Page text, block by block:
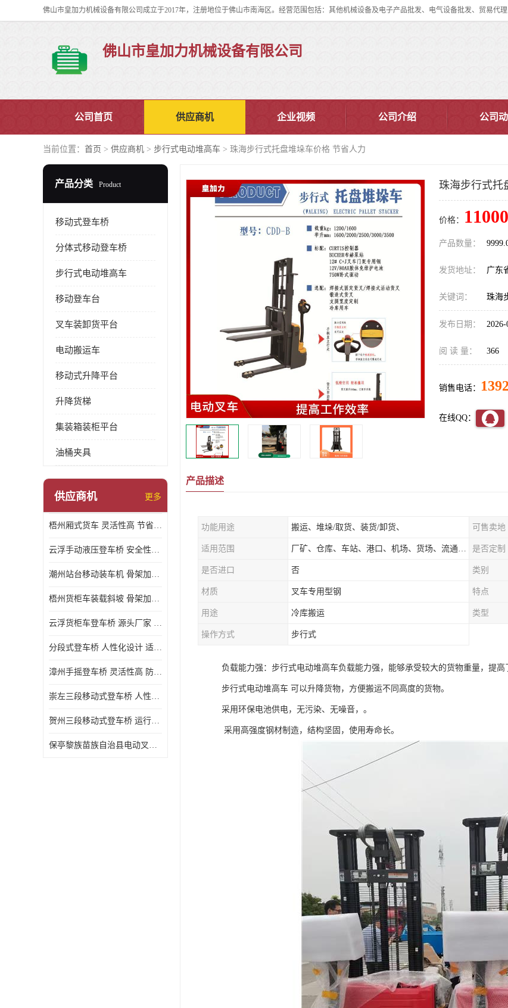
佛山市皇加力机械设备有限公司
公司首页 供应商机 企业视频 公司介绍 公司
当前位置： 首页 > 供应商机 > 步行式电动堆高车 > 珠海步行式托盘堆垛车价格 节省人力
产品分类 Product
移动式登车桥
分体式移动登车桥
步行式电动堆高车
移动登车台
叉车装卸货平台
电动搬运车
移动式升降平台
升降货梯
集装箱装柜平台
油桶夹具
供应商机 更多
梧州厢式货车 灵活性高 节省空间
云浮手动液压登车桥 安全性较高 节省空间
潮州站台移动装车机 骨架加密 承载更强 皇加力机械设备厂
梧州货柜车装载斜坡 骨架加密 承载更强 皇加力机械设备厂
云浮货柜车登车桥 源头厂家 提高装卸作业效率
分段式登车桥 人性化设计 适用性广
漳州手摇登车桥 灵活性高 防滑性能好
崇左三段移动式登车桥 人性化设计 防滑性能好
贺州三段移动式登车桥 运行可靠 防滑性能好
保亭黎族苗族自治县电动叉车 性能稳定 运行平稳
珠海步行式托
价格：
产品数量：
发货地址： 广东
关键词： 珠海
发布日期： 2026-
阅 读 量： 366
销售电话：
在线QQ：
产品描述
功能用途 搬运、堆垛/取货、装货/卸货、 可售卖地
适用范围 厂矿、仓库、车站、港口、机场、货场、流通中心和配送中心等场所 是否定制
是否进口 否 类别
材质 叉车专用型钢 特点
用途 冷库搬运 类型
操作方式 步行式
负载能力强：步行式电动堆高车负载能力强，能够承受较大的货物重量，提高
步行式电动堆高车 可以升降货物，方便搬运不同高度的货物。
采用环保电池供电，无污染、无噪音，。
采用高强度钢材制造，结构坚固，使用寿命长。